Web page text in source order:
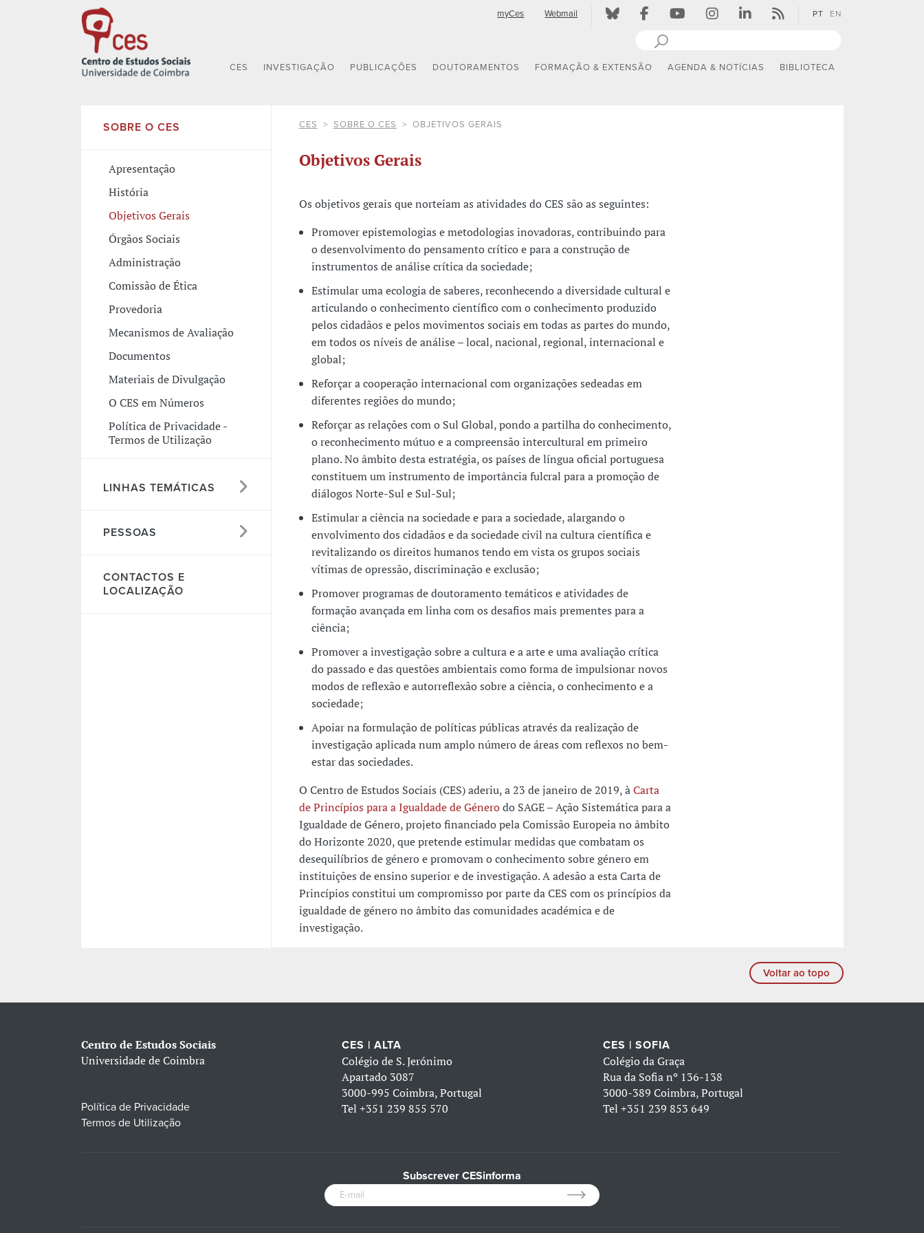
myCes Webmail PT EN
CES INVESTIGAÇÃO PUBLICAÇÕES DOUTORAMENTOS FORMAÇÃO & EXTENSÃO AGENDA & NOTÍCIAS BIBLIOTECA
SOBRE O CES
Apresentação
História
Objetivos Gerais
Órgãos Sociais
Administração
Comissão de Ética
Provedoria
Mecanismos de Avaliação
Documentos
Materiais de Divulgação
O CES em Números
Política de Privacidade -
Termos de Utilização
LINHAS TEMÁTICAS
PESSOAS
CONTACTOS E
LOCALIZAÇÃO
CES SOBRE O CES OBJETIVOS GERAIS
Objetivos Gerais
Os objetivos gerais que norteiam as atividades do CES são as seguintes:
Promover epistemologias e metodologias inovadoras, contribuindo para
o desenvolvimento do pensamento crítico e para a construção de
instrumentos de análise crítica da sociedade;
Estimular uma ecologia de saberes, reconhecendo a diversidade cultural e
articulando o conhecimento científico com o conhecimento produzido
pelos cidadãos e pelos movimentos sociais em todas as partes do mundo,
em todos os níveis de análise – local, nacional, regional, internacional e
global;
Reforçar a cooperação internacional com organizações sedeadas em
diferentes regiões do mundo;
Reforçar as relações com o Sul Global, pondo a partilha do conhecimento,
o reconhecimento mútuo e a compreensão intercultural em primeiro
plano. No âmbito desta estratégia, os países de língua oficial portuguesa
constituem um instrumento de importância fulcral para a promoção de
diálogos Norte-Sul e Sul-Sul;
Estimular a ciência na sociedade e para a sociedade, alargando o
envolvimento dos cidadãos e da sociedade civil na cultura científica e
revitalizando os direitos humanos tendo em vista os grupos sociais
vítimas de opressão, discriminação e exclusão;
Promover programas de doutoramento temáticos e atividades de
formação avançada em linha com os desafios mais prementes para a
ciência;
Promover a investigação sobre a cultura e a arte e uma avaliação crítica
do passado e das questões ambientais como forma de impulsionar novos
modos de reflexão e autorreflexão sobre a ciência, o conhecimento e a
sociedade;
Apoiar na formulação de políticas públicas através da realização de
investigação aplicada num amplo número de áreas com reflexos no bem-
estar das sociedades.
O Centro de Estudos Sociais (CES) aderiu, a 23 de janeiro de 2019, àCarta
de Princípios para a Igualdade de Génerodo SAGE – Ação Sistemática para a
Igualdade de Género, projeto financiado pela Comissão Europeia no âmbito
do Horizonte 2020, que pretende estimular medidas que combatam os
desequilíbrios de género e promovam o conhecimento sobre género em
instituições de ensino superior e de investigação. A adesão a esta Carta de
Princípios constitui um compromisso por parte da CES com os princípios da
igualdade de género no âmbito das comunidades académica e de
investigação.
Voltar ao topo
Centro de Estudos Sociais
Universidade de Coimbra
Política de Privacidade
Termos de Utilização
CES | ALTA
Colégio de S. Jerónimo
Apartado 3087
3000-995 Coimbra, Portugal
Tel+351 239 855 570
CES | SOFIA
Colégio da Graça
Rua da Sofia nº 136-138
3000-389 Coimbra, Portugal
Tel +351 239 853 649
Subscrever CESinforma